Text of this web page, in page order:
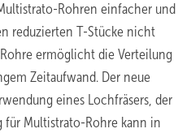
Rohren einfacher und
reduzierten T-Stücke nicht
ermöglicht die Verteilung
Zeitaufwand. Der neue
eines Lochfräsers, der
für Multistrato-Rohre kann in